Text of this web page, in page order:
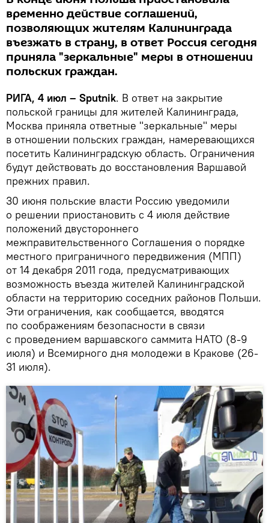
временно действие соглашений,
позволяющих жителям Калининграда
въезжать в страну, в ответ Россия сегодня
приняла "зеркальные" меры в отношении
польских граждан.
РИГА, 4 июл – Sputnik. В ответ на закрытие
польской границы для жителей Калининграда,
Москва приняла ответные "зеркальные" меры
в отношении польских граждан, намеревающихся
посетить Калининградскую область. Ограничения
будут действовать до восстановления Варшавой
прежних правил.
30 июня польские власти Россию уведомили
о решении приостановить с 4 июля действие
положений двустороннего
межправительственного Соглашения о порядке
местного приграничного передвижения (МПП)
от 14 декабря 2011 года, предусматривающих
возможность въезда жителей Калининградской
области на территорию соседних районов Польши.
Эти ограничения, как сообщается, вводятся
по соображениям безопасности в связи
с проведением варшавского саммита НАТО (8-9
июля) и Всемирного дня молодежи в Кракове (26-
31 июля).